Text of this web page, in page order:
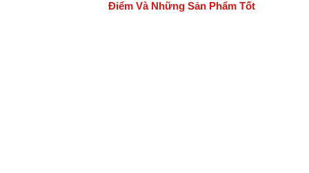
Điểm Và Những Sản Phẩm Tốt